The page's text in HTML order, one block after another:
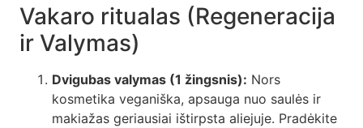
Vakaro ritualas (Regeneracija
ir Valymas)
Dvigubas valymas (1 žingsnis): Nors
kosmetika veganiška, apsauga nuo saulės ir
makiažas geriausiai ištirpsta aliejuje. Pradėkite